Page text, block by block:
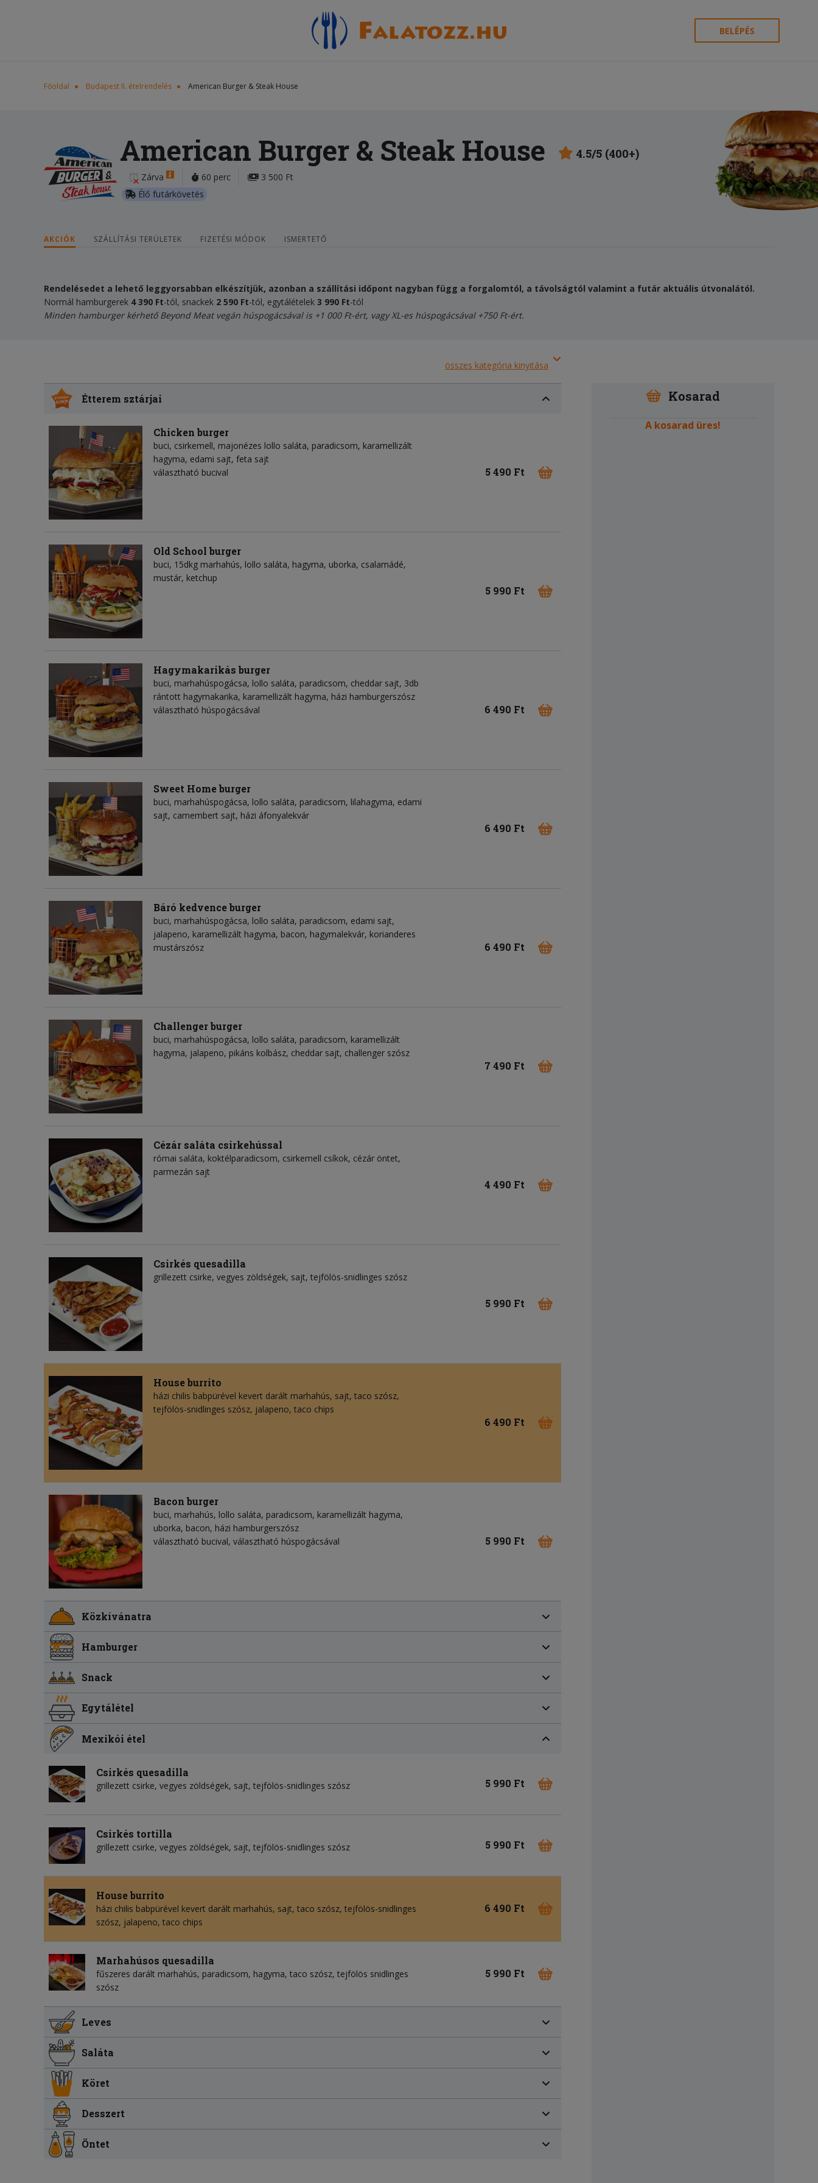
BELÉPÉS
Főoldal Budapest II. ételrendelés American Burger & Steak House
American Burger & Steak House 4.5/5 (400+)
Zárva 60 perc
3 500 Ft
Élő futárkövetés
AKCIÓK SZÁLLÍTÁSI TERÜLETEK FIZETÉSI MÓDOK ISMERTETŐ
Rendelésedet a lehető leggyorsabban elkészítjük, azonban a szállítási időpont nagyban függ a forgalomtól, a távolságtól valamint a futár aktuális útvonalától.
Normál hamburgerek 4 390 Ft-tól, snackek 2 590 Ft-tól, egytálételek 3 990 Ft-tól
Minden hamburger kérhetőBeyond Meat vegán húspogácsávalis +1 000 Ft-ért, vagy XL-es húspogácsával +750 Ft-ért.
összes kategória kinyitása
Étterem sztárjai
Chicken burger
buci, csirkemell, majonézes lollo saláta, paradicsom, karamellizált
hagyma, edami sajt, feta sajt
választható bucival
5 490 Ft
Old School burger
buci, 15dkg marhahús, lollo saláta, hagyma, uborka, csalamádé,
mustár, ketchup
5 990 Ft
Hagymakarikás burger
buci, marhahúspogácsa, lollo saláta, paradicsom, cheddar sajt, 3db
rántott hagymakarika, karamellizált hagyma, házi hamburgerszósz
választható húspogácsával
6 490 Ft
Sweet Home burger
buci, marhahúspogácsa, lollo saláta, paradicsom, lilahagyma, edami
sajt, camembert sajt, házi áfonyalekvár
6 490 Ft
Báró kedvence burger
buci, marhahúspogácsa, lollo saláta, paradicsom, edami sajt,
jalapeno, karamellizált hagyma, bacon, hagymalekvár, korianderes
mustárszósz
6 490 Ft
Challenger burger
buci, marhahúspogácsa, lollo saláta, paradicsom, karamellizált
hagyma, jalapeno, pikáns kolbász, cheddar sajt, challenger szósz
7 490 Ft
Cézár saláta csirkehússal
római saláta, koktélparadicsom, csirkemell csíkok, cézár öntet,
parmezán sajt
4 490 Ft
Csirkés quesadilla
grillezett csirke, vegyes zöldségek, sajt, tejfölös-snidlinges szósz
5 990 Ft
House burrito
házi chilis babpürével kevert darált marhahús, sajt, taco szósz,
tejfölös-snidlinges szósz, jalapeno, taco chips
6 490 Ft
Bacon burger
buci, marhahús, lollo saláta, paradicsom, karamellizált hagyma,
uborka, bacon, házi hamburgerszósz
választható bucival, választható húspogácsával
5 990 Ft
Közkívánatra
Hamburger
Snack
Egytálétel
Mexikói étel
Csirkés quesadilla
grillezett csirke, vegyes zöldségek, sajt, tejfölös-snidlinges szósz 5 990 Ft
Csirkés tortilla
grillezett csirke, vegyes zöldségek, sajt, tejfölös-snidlinges szósz 5 990 Ft
House burrito
házi chilis babpürével kevert darált marhahús, sajt, taco szósz, tejfölös-snidlinges
szósz, jalapeno, taco chips
6 490 Ft
Marhahúsos quesadilla
fűszeres darált marhahús, paradicsom, hagyma, taco szósz, tejfölös snidlinges
szósz
5 990 Ft
Leves
Saláta
Köret
Desszert
Öntet
Kosarad
A kosarad üres!